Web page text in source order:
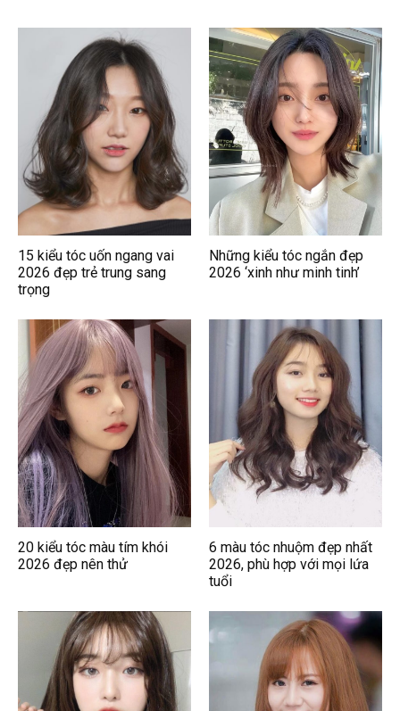
15 kiểu tóc uốn ngang vai
2026 đẹp trẻ trung sang
trọng
Những kiểu tóc ngắn đẹp
2026 ‘xinh như minh tinh’
20 kiểu tóc màu tím khói
2026 đẹp nên thử
6 màu tóc nhuộm đẹp nhất
2026, phù hợp với mọi lứa
tuổi